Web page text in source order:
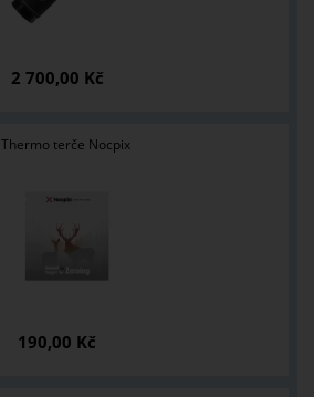
2 700,00 Kč
Thermo terče Nocpix
190,00 Kč